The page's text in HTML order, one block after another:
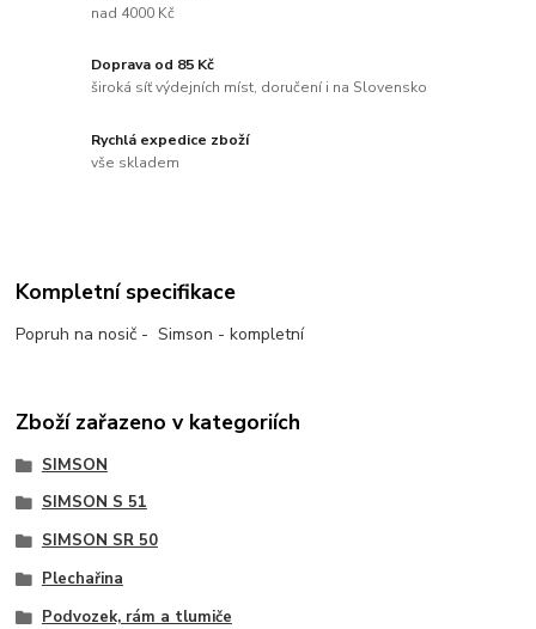
nad 4000 Kč
Doprava od 85 Kč
široká síť výdejních míst, doručení i na Slovensko
Rychlá expedice zboží
vše skladem
Kompletní specifikace
Popruh na nosič - Simson - kompletní
Zboží zařazeno v kategoriích
SIMSON
SIMSON S 51
SIMSON SR 50
Plechařina
Podvozek, rám a tlumiče